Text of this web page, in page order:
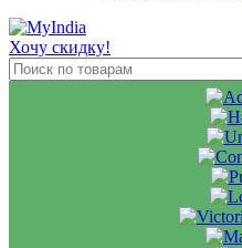
Хочу скидку!